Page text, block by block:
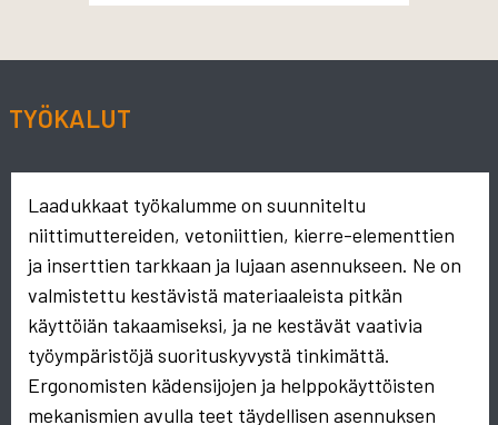
TYÖKALUT
Laadukkaat työkalumme on suunniteltu
niittimuttereiden, vetoniittien, kierre-elementtien
ja inserttien tarkkaan ja lujaan asennukseen. Ne on
valmistettu kestävistä materiaaleista pitkän
käyttöiän takaamiseksi, ja ne kestävät vaativia
työympäristöjä suorituskyvystä tinkimättä.
Ergonomisten kädensijojen ja helppokäyttöisten
mekanismien avulla teet täydellisen asennuksen